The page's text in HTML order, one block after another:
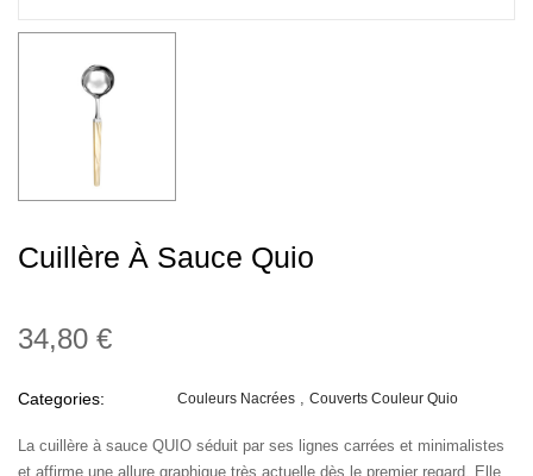
Cuillère À Sauce Quio
34,80 €
Categories: Couleurs Nacrées Couverts Couleur Quio
La cuillère à sauce QUIO séduit par ses lignes carrées et minimalistes
et affirme une allure graphique très actuelle dès le premier regard. Elle